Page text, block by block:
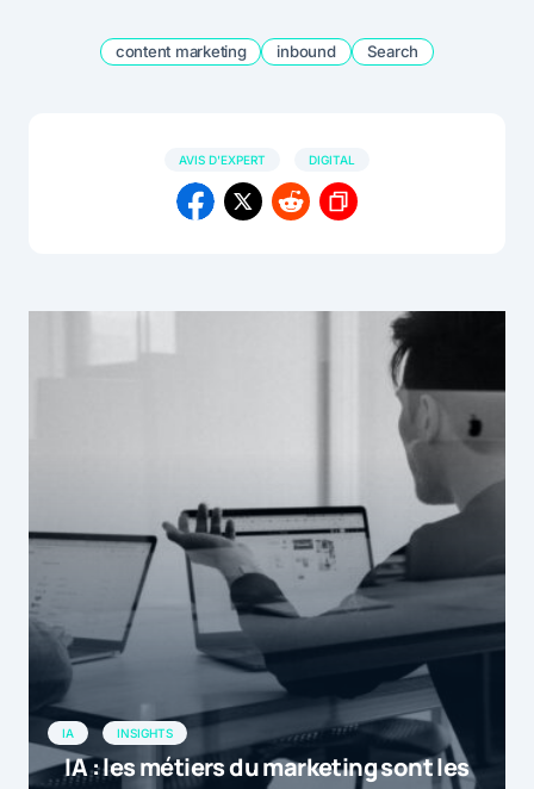
content marketing inbound Search
AVIS D'EXPERT DIGITAL
IA INSIGHTS
IA : les métiers du marketing sont les